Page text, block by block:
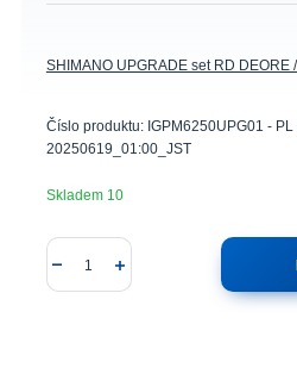
SHIMANO UPGRADE set RD DEORE
Číslo produktu: IGPM6250UPG01 - PL
20250619_01:00_JST
Skladem 10